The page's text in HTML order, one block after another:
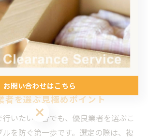
極めで納得の遺品整
者を選ぶ見極めポイント
いたい場合でも、優良業者を選ぶこ
ルを防ぐ第一歩です。選定の際は、複
お問い合わせはこちら
お問い合わせはこちら